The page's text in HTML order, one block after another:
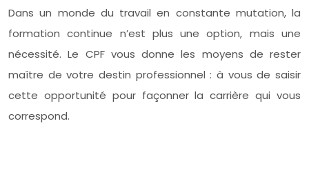
Dans un monde du travail en constante mutation, la
formation continue n’est plus une option, mais une
nécessité. Le CPF vous donne les moyens de rester
maître de votre destin professionnel : à vous de saisir
cette opportunité pour façonner la carrière qui vous
correspond.